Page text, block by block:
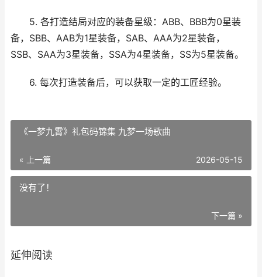
5. 各打造结局对应的装备星级：ABB、BBB为0星装
备，SBB、AAB为1星装备，SAB、AAA为2星装备，
SSB、SAA为3星装备，SSA为4星装备，SS为5星装备。
6. 每次打造装备后，可以获取一定的工匠经验。
《一梦九霄》礼包码锦集 九梦一场歌曲
« 上一篇 2026-05-15
没有了！
下一篇 »
延伸阅读